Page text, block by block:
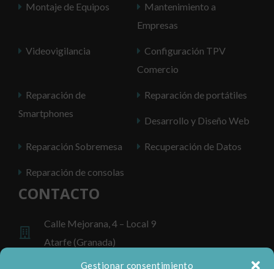
Gestionar consentimiento
Montaje de Equipos
Mantenimiento a
Empresas
Videovigilancia
Configuración TPV
Comercio
Reparación de
Smartphones
Reparación de portátiles
Desarrollo y Diseño Web
Reparación Sobremesa Recuperación de Datos
Reparación de consolas
CONTACTO
Calle Mejorana, 4 – Local 9
Atarfe (Granada)